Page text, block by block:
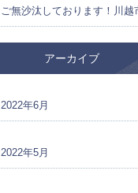
アーカイブ
2022年6月
2022年5月